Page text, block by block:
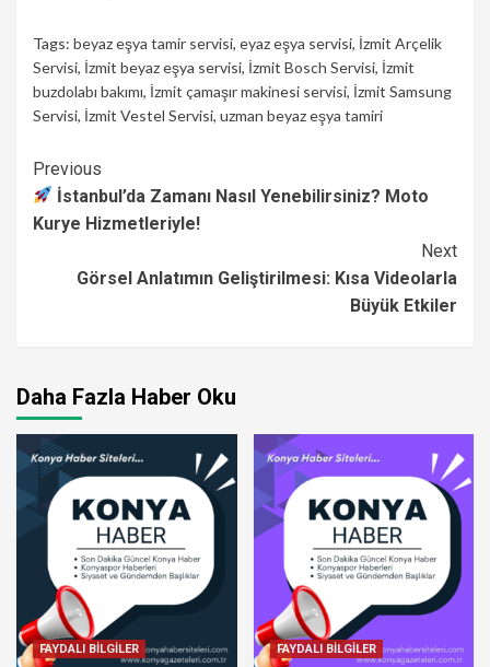
Tags: beyaz eşya tamir servisi, eyaz eşya servisi, İzmit Arçelik
Servisi, İzmit beyaz eşya servisi, İzmit Bosch Servisi, İzmit
buzdolabı bakımı, İzmit çamaşır makinesi servisi, İzmit Samsung
Servisi, İzmit Vestel Servisi, uzman beyaz eşya tamiri
Continue
Reading
Previous
İstanbul’da Zamanı Nasıl Yenebilirsiniz? Moto
Kurye Hizmetleriyle!
Next
Görsel Anlatımın Geliştirilmesi: Kısa Videolarla
Büyük Etkiler
Daha Fazla Haber Oku
FAYDALI BİLGİLER FAYDALI BİLGİLER